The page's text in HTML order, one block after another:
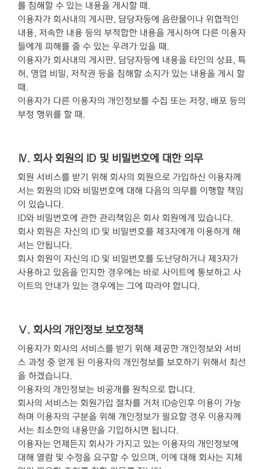
를 침해할 수 있는 내용을 게시할 때.
이용자가 회사내의 게시판, 담당자등에 음란물이나 위협적인
내용, 저속한 내용 등의 부적합한 내용을 게시하여 다른 이용자
들에게 피해를 줄 수 있는 우려가 있을 때.
이용자가 회사내의 게시판, 담당자등에 내용을 타인의 상표, 특
허, 영업 비밀, 저작권 등을 침해할 소지가 있는 내용을 게시 할
때.
이용자가 다른 이용자의 개인정보를 수집 또는 저장, 배포 등의
부정 행위를 할 때.
Ⅳ. 회사 회원의 ID 및 비밀번호에 대한 의무
회원 서비스를 받기 위해 회사의 회원으로 가입하신 이용자께
서는 회원의 ID와 비밀번호에 대해 다음의 의무를 이행할 책임
이 있습니다.
ID와 비밀번호에 관한 관리책임은 회사 회원에게 있습니다.
회사 회원은 자신의 ID 및 비밀번호를 제3자에게 이용하게 해
서는 안됩니다.
회사 회원이 자신의 ID 및 비밀번호를 도난당하거나 제3자가
사용하고 있음을 인지한 경우에는 바로 사이트에 통보하고 사
이트의 안내가 있는 경우에는 그에 따라야 합니다.
Ⅴ. 회사의 개인정보 보호정책
이용자가 회사의 서비스를 받기 위해 제공한 개인정보와 서비
스 과정 중 얻게 된 이용자의 개인정보를 보호하기 위해서 최선
을 하겠습니다.
이용자의 개인정보는 비공개를 원칙으로 합니다.
회사의 서비스는 회원가입 절차를 거처 ID승인후 이용이 가능
하며 이용자의 구분을 위해 개인정보가 필요할 경우 이용자께
서는 최소한의 내용만을 기입하시면 됩니다.
이용자는 언제든지 회사가 가지고 있는 이용자의 개인정보에
대해 열람 및 수정을 요구할 수 있으며, 이에 대해 회사는 지체